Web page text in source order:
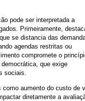
pode ser interpretada a
Primeiramente,
se distancia das
agendas restritas ou
compromete o
que exige
sociais.
aumento do custo de
diretamente a